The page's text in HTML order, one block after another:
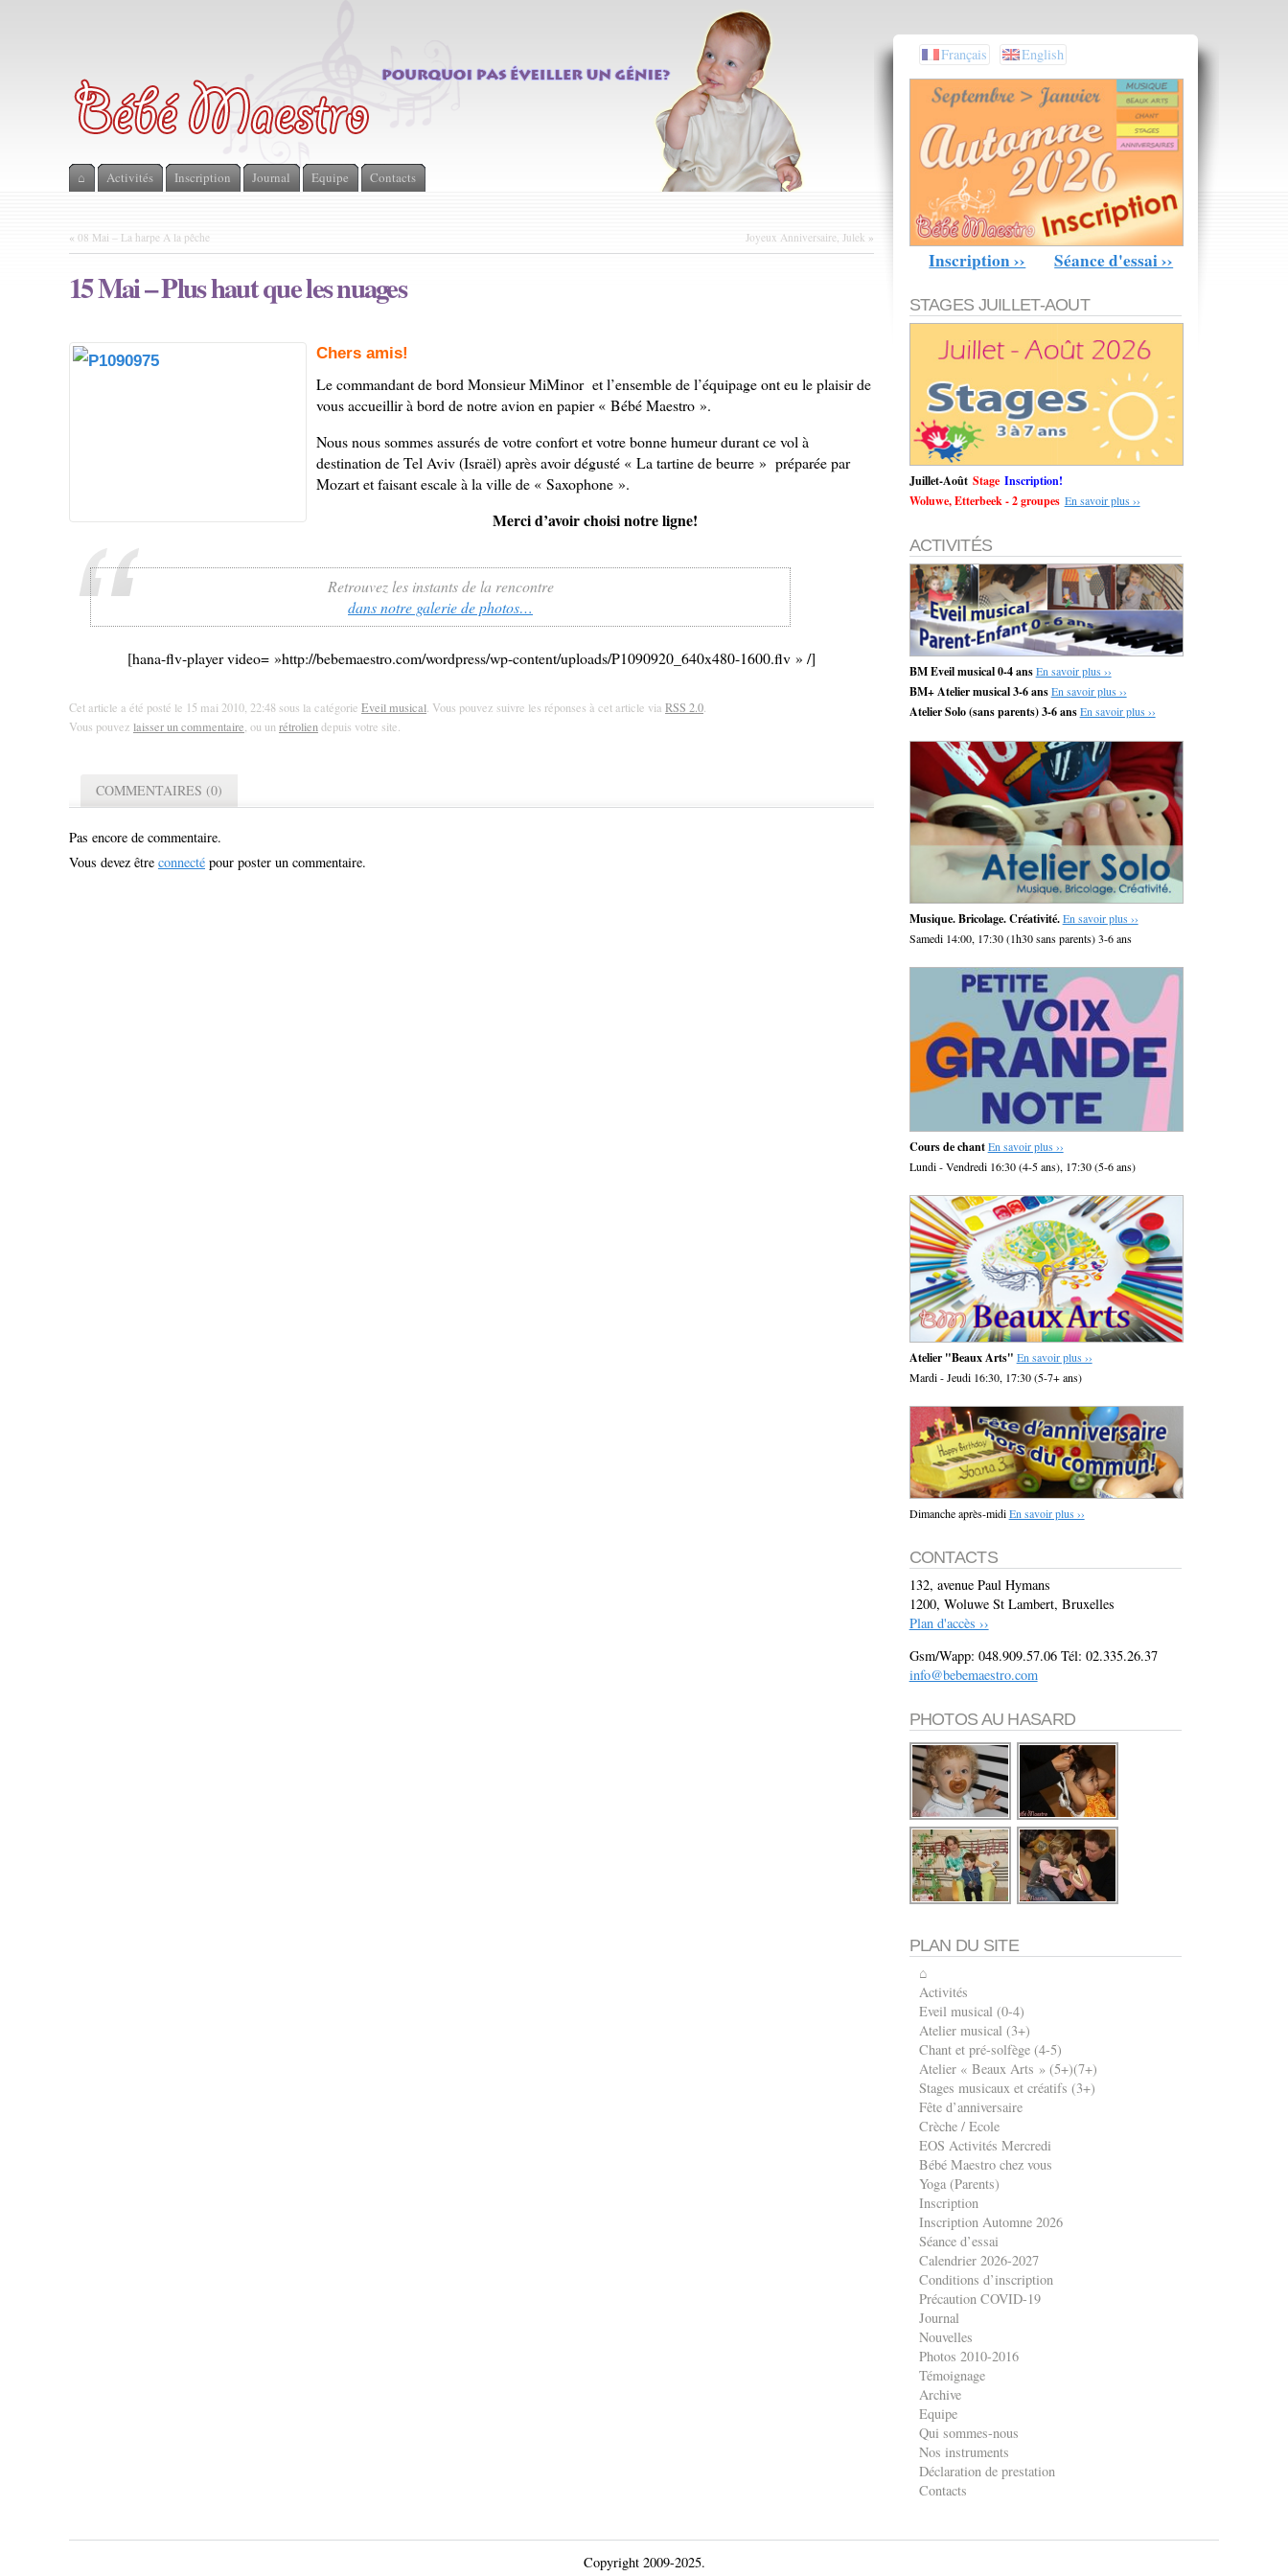
⌂ Activités Inscription Journal Equipe Contacts
« 08 Mai – La harpe A la pêche Joyeux Anniversaire, Julek »
15 Mai – Plus haut que les nuages
Chers amis!
Le commandant de bord Monsieur MiMinor et l’ensemble de l’équipage ont eu le plaisir de
vous accueillir à bord de notre avion en papier « Bébé Maestro ».
Nous nous sommes assurés de votre confort et votre bonne humeur durant ce vol à
destination de Tel Aviv (Israël) après avoir dégusté « La tartine de beurre » préparée par
Mozart et faisant escale à la ville de « Saxophone ».
Merci d’avoir choisi notre ligne!
Retrouvez les instants de la rencontre
dans notre galerie de photos…
[hana-flv-player video= »http://bebemaestro.com/wordpress/wp-content/uploads/P1090920_640x480-1600.flv » /]
Cet article a été posté le 15 mai 2010, 22:48 sous la catégorie Eveil musical . Vous pouvez suivre les réponses à cet article via RSS 2.0
Vous pouvez laisser un commentaire , ou un rétroliendepuis votre site.
COMMENTAIRES (0)
Pas encore de commentaire.
Vous devez être connecté pour poster un commentaire.
Français English
Inscription ›› Séance d'essai ››
STAGES JUILLET-AOUT
Juillet-Août Stage Inscription!
Woluwe, Etterbeek - 2 groupes En savoir plus ››
ACTIVITÉS
BM Eveil musical 0-4 ans En savoir plus ››
BM+ Atelier musical 3-6 ans En savoir plus ››
Atelier Solo (sans parents) 3-6 ans En savoir plus ››
Musique. Bricolage. Créativité. En savoir plus ››
Samedi 14:00, 17:30 (1h30 sans parents) 3-6 ans
Cours de chant En savoir plus ››
Lundi - Vendredi 16:30 (4-5 ans), 17:30 (5-6 ans)
Atelier "Beaux Arts" En savoir plus ››
Mardi - Jeudi 16:30, 17:30 (5-7+ ans)
Dimanche après-midiEn savoir plus ››
CONTACTS
132, avenue Paul Hymans
1200, Woluwe St Lambert, Bruxelles
Plan d'accès ››
Gsm/Wapp: 048.909.57.06 Tél: 02.335.26.37
info@bebemaestro.com
PHOTOS AU HASARD
PLAN DU SITE
⌂
Activités
Eveil musical (0-4)
Atelier musical (3+)
Chant et pré-solfège (4-5)
Atelier « Beaux Arts » (5+)(7+)
Stages musicaux et créatifs (3+)
Fête d’anniversaire
Crèche / Ecole
EOS Activités Mercredi
Bébé Maestro chez vous
Yoga (Parents)
Inscription
Inscription Automne 2026
Séance d’essai
Calendrier 2026-2027
Conditions d’inscription
Précaution COVID-19
Journal
Nouvelles
Photos 2010-2016
Témoignage
Archive
Equipe
Qui sommes-nous
Nos instruments
Déclaration de prestation
Contacts
Copyright 2009-2025.